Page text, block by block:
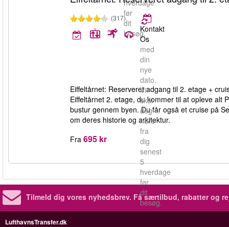
hverdage
før
dit
besøg.
(317)
Kontakt
Os
med
din
nye
dato.
Vi
skal
dog
høre
fra
dig
senest
5
hverdage
før
dit
besøg.
Eiffeltårnet: Reserveret adgang til 2. etage +
Eiffeltårnet 2. etage, du kommer til at opleve alt
bustur gennem byen. Du får også et cruise på
om deres historie og arkitektur.
Fra 695 kr
Tilmeld dig vores nyhedsbrev. Få særtilbud, rabatter og
LufthavnsTransfer.dk